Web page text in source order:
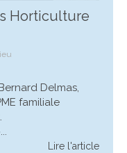
Horticulture
Delmas,
familiale
Lire l'article